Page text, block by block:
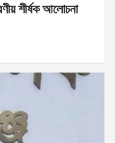
শীর্ষক আলোচনা